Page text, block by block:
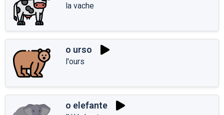
la vache
o urso
l'ours
o elefante